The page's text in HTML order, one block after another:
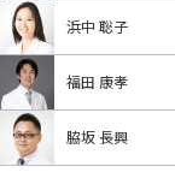
浜中 聡子
福田 康孝
脇坂 長興